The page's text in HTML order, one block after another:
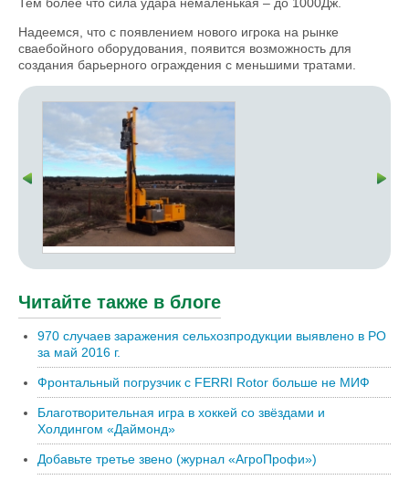
Надеемся, что с появлением нового игрока на рынке
сваебойного оборудования, появится возможность для
создания барьерного ограждения с меньшими тратами.
Читайте также в блоге
970 случаев заражения сельхозпродукции выявлено в РО
за май 2016 г.
Фронтальный погрузчик с FERRI Rotor больше не МИФ
Благотворительная игра в хоккей со звёздами и
Холдингом «Даймонд»
Добавьте третье звено (журнал «АгроПрофи»)